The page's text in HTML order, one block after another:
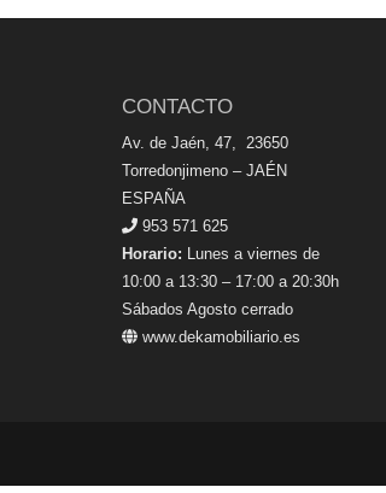
CONTACTO
Av. de Jaén, 47, 23650
Torredonjimeno – JAÉN
ESPAÑA
953 571 625
Horario: Lunes a viernes de
10:00 a 13:30 – 17:00 a 20:30h
Sábados Agosto cerrado
www.dekamobiliario.es